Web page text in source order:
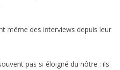
même des interviews depuis leur
pas si éloigné du nôtre : ils